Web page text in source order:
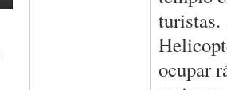
turistas.
ocupar